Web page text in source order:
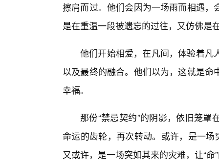
擦肩而过。他们会因为一场雨而相遇
是在重温一段被遗忘的过往，又仿佛是
他们开始相爱，在凡间，体验着凡
以及最终的融合。他们以为，这就是
幸福。
那份“禁忌契约”的阴影，依旧笼
命运的齿轮，再次转动。或许，是一
又或许，是一场突如其来的灾难，让“